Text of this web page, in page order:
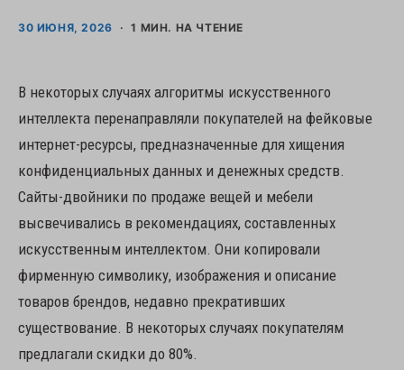
30 ИЮНЯ, 2026 1 МИН. НА ЧТЕНИЕ
В некоторых случаях алгоритмы искусственного
интеллекта перенаправляли покупателей на фейковые
интернет-ресурсы, предназначенные для хищения
конфиденциальных данных и денежных средств.
Сайты-двойники по продаже вещей и мебели
высвечивались в рекомендациях, составленных
искусственным интеллектом. Они копировали
фирменную символику, изображения и описание
товаров брендов, недавно прекративших
существование. В некоторых случаях покупателям
предлагали скидки до 80%.